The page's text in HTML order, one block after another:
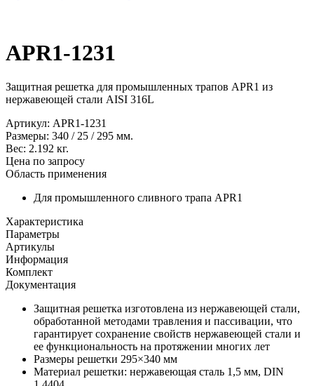
APR1-1231
Защитная решетка для промышленных трапов APR1 из
нержавеющей стали AISI 316L
Артикул: APR1-1231
Размеры: 340 / 25 / 295 мм.
Вес: 2.192 кг.
Цена по запросу
Область применения
Для промышленного сливного трапа APR1
Характеристика
Параметры
Артикулы
Информация
Комплект
Документация
Защитная решетка изготовлена ​​из нержавеющей стали,
обработанной методами травления и пассивации, что
гарантирует сохранение свойств нержавеющей стали и
ее функциональность на протяжении многих лет
Размеры решетки 295×340 мм
Материал решетки: нержавеющая сталь 1,5 мм, DIN